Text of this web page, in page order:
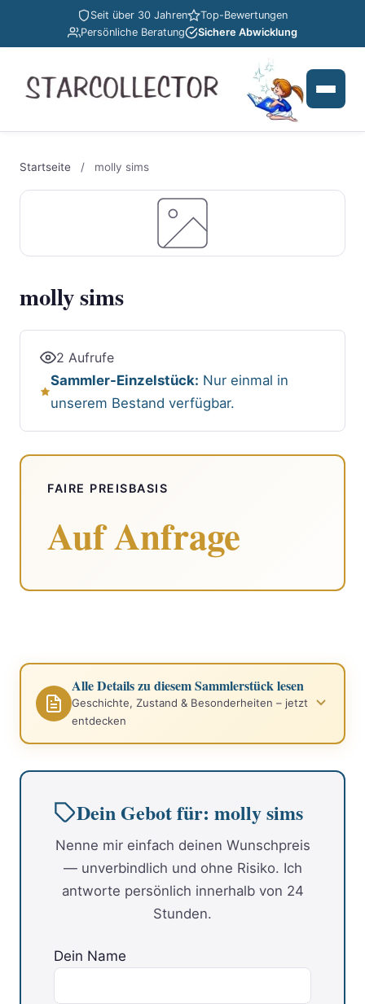
Seit über 30 Jahren
Top-Bewertungen
Persönliche Beratung
Sichere Abwicklung
Startseite / molly sims
molly sims
2 Aufrufe
Sammler-Einzelstück: Nur einmal in
unserem Bestand verfügbar.
FAIRE PREISBASIS
Auf Anfrage
Alle Details zu diesem Sammlerstück lesen
Geschichte, Zustand & Besonderheiten – jetzt
entdecken
Dein Gebot für: molly sims
Nenne mir einfach deinen Wunschpreis
— unverbindlich und ohne Risiko. Ich
antworte persönlich innerhalb von 24
Stunden.
Dein Name